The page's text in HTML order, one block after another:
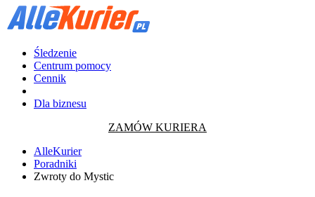
Śledzenie
Centrum pomocy
Cennik
Dla biznesu
ZAMÓW KURIERA
AlleKurier
Poradniki
Zwroty do Mystic